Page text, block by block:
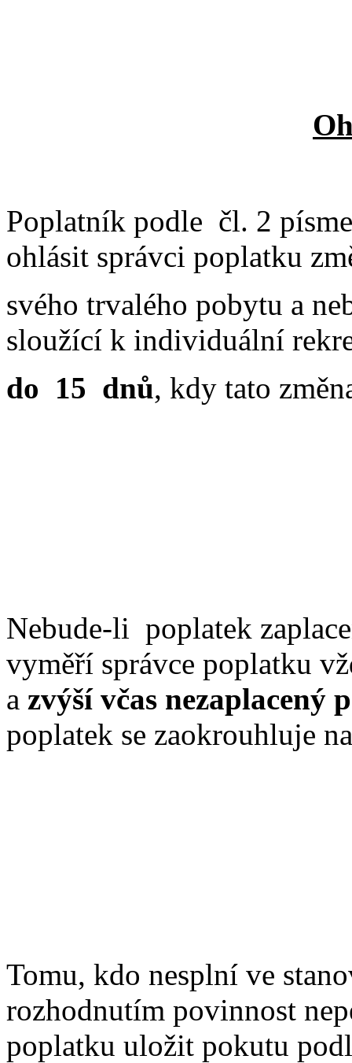
Poplatník podle čl. 2
ohlásit správci poplatku
svého trvalého pobytu a
sloužící k individuální
do 15 dnů, kdy tato
Nebude-li poplatek
vyměří správce poplatku
a zvýší včas nezaplacený
poplatek se zaokrouhluje
Tomu, kdo nesplní ve
rozhodnutím povinnost
poplatku uložit pokutu